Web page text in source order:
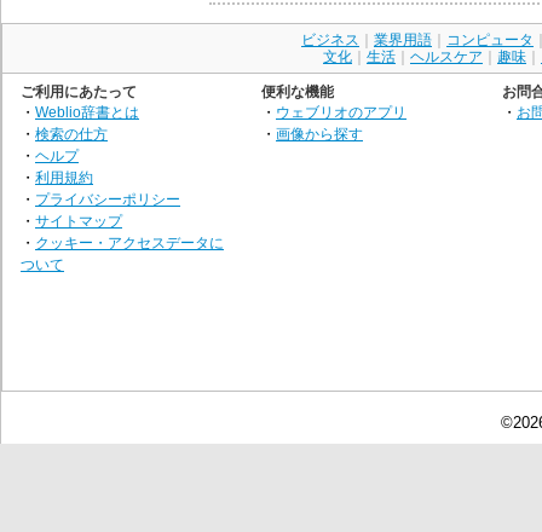
ビジネス 業界用語 コンピュータ
文化
生活 ヘルスケア 趣味
ご利用にあたって
・ Weblio辞書とは
・ 検索の仕方
・ ヘルプ
・ 利用規約
・ プライバシーポリシー
・ サイトマップ
・ クッキー・アクセスデータに
ついて
便利な機能
・ ウェブリオのアプリ
・ 画像から探す
お問
・ お